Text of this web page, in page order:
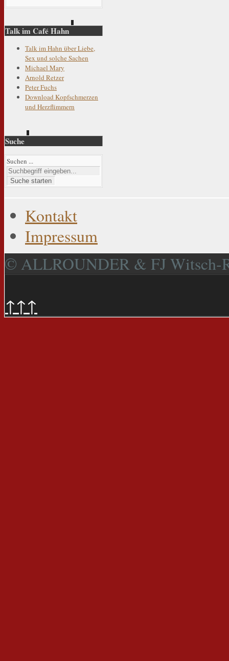
Talk im Café Hahn
Talk im Hahn über Liebe,
Sex und solche Sachen
Michael Mary
Arnold Retzer
Peter Fuchs
Download Kopfschmerzen
und Herzflimmern
Suche
Suchen ...
Suche starten
Kontakt
Impressum
© ALLROUNDER & FJ Witsch-
↑↑↑